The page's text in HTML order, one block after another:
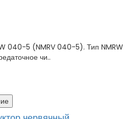
040-5 (NMRV 040-5). Тип NMRW
чи..